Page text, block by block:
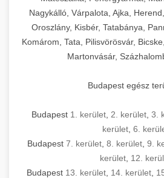
Nagykálló, Várpalota, Ajka,
Oroszlány, Kisbér, Tatabánya,
Komárom, Tata, Pilisvörösvár,
Martonvásár,
Budapest egész
Budapest 1. kerület 2. kerület 3.
kerület 6.
Budapest 7. kerület, 8. kerület, 9.
kerület 12.
Budapest 13. kerület 14. kerület